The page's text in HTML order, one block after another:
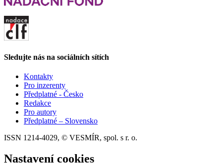
Sledujte nás na sociálních sítích
Kontakty
Pro inzerenty
Předplatné - Česko
Redakce
Pro autory
Předplatné – Slovensko
ISSN 1214-4029, © VESMÍR, spol. s r. o.
Nastavení cookies